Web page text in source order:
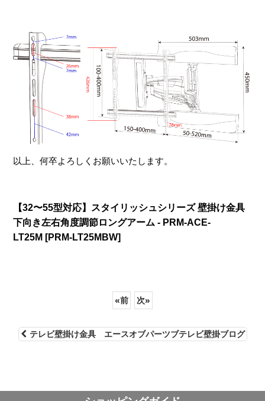
以上、何卒よろしくお願いいたします。
【32〜55型対応】スタイリッシュシリーズ 壁掛け金具
下向き左右角度調節ロングアーム - PRM-ACE-
LT25M [PRM-LT25MBW]
«前 次»
テレビ壁掛け金具 エースオブパーツブテレビ壁掛ブログ